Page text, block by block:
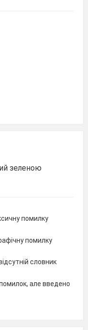
зеленою
помилку
помилку
словник
але введено